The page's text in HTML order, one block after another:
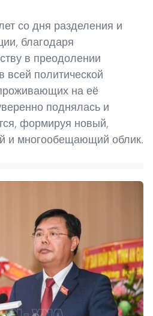
со дня разделения и
благодаря
в преодолении
всей политической
на её
поднялась и
формируя новый,
и многообещающий облик.